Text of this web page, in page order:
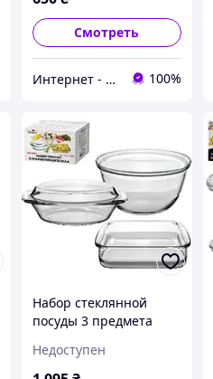
Смотреть
Интернет - магазин ТОПовых товаров. Розница/ ОПТ 100%
Набор стеклянной
посуды 3 предмета
салатник) "Stenson"
MS-0141 Термостекло
Недоступен